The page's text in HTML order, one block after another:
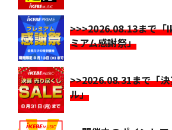
>>>2026.08.13まで「
ミアム感謝祭」
>>2026.08.31まで「
ル」